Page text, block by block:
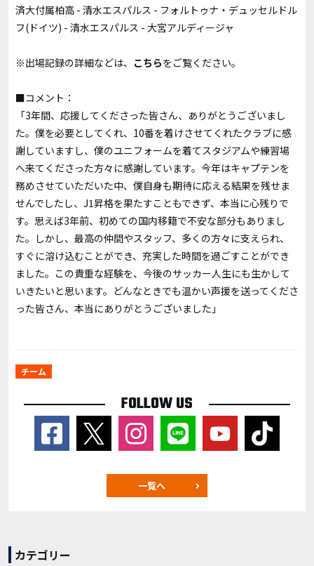
済大付属柏高 - 清水エスパルス - フォルトゥナ・デュッセルドル
フ(ドイツ) - 清水エスパルス - 大宮アルディージャ
※出場記録の詳細などは、 こちらをご覧ください。
■コメント：
「3年間、応援してくださった皆さん、ありがとうございまし
た。僕を必要としてくれ、10番を着けさせてくれたクラブに感
謝していますし、僕のユニフォームを着てスタジアムや練習場
へ来てくださった方々に感謝しています。今年はキャプテンを
務めさせていただいた中、僕自身も期待に応える結果を残せま
せんでしたし、J1昇格を果たすこともできず、本当に心残りで
す。思えば3年前、初めての国内移籍で不安な部分もありまし
た。しかし、最高の仲間やスタッフ、多くの方々に支えられ、
すぐに溶け込むことができ、充実した時間を過ごすことができ
ました。この貴重な経験を、今後のサッカー人生にも生かして
いきたいと思います。どんなときでも温かい声援を送ってくださ
った皆さん、本当にありがとうございました」
チーム
FOLLOW US
一覧へ
カテゴリー